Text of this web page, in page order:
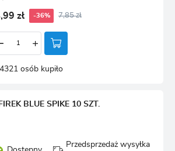
zł -36% 7,85 zł
osób kupiło
BLUE SPIKE 10 SZT.
Przedsprzedaż wysyłka